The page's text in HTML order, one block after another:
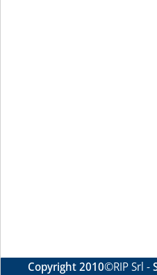
Copyright 2010©RIP Srl -